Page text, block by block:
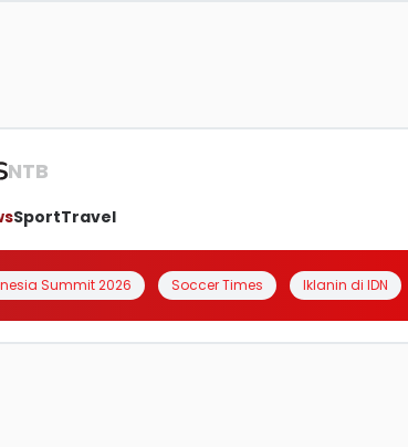
NTB
SportTravel
Summit 2026 Soccer Times Iklanin di IDN